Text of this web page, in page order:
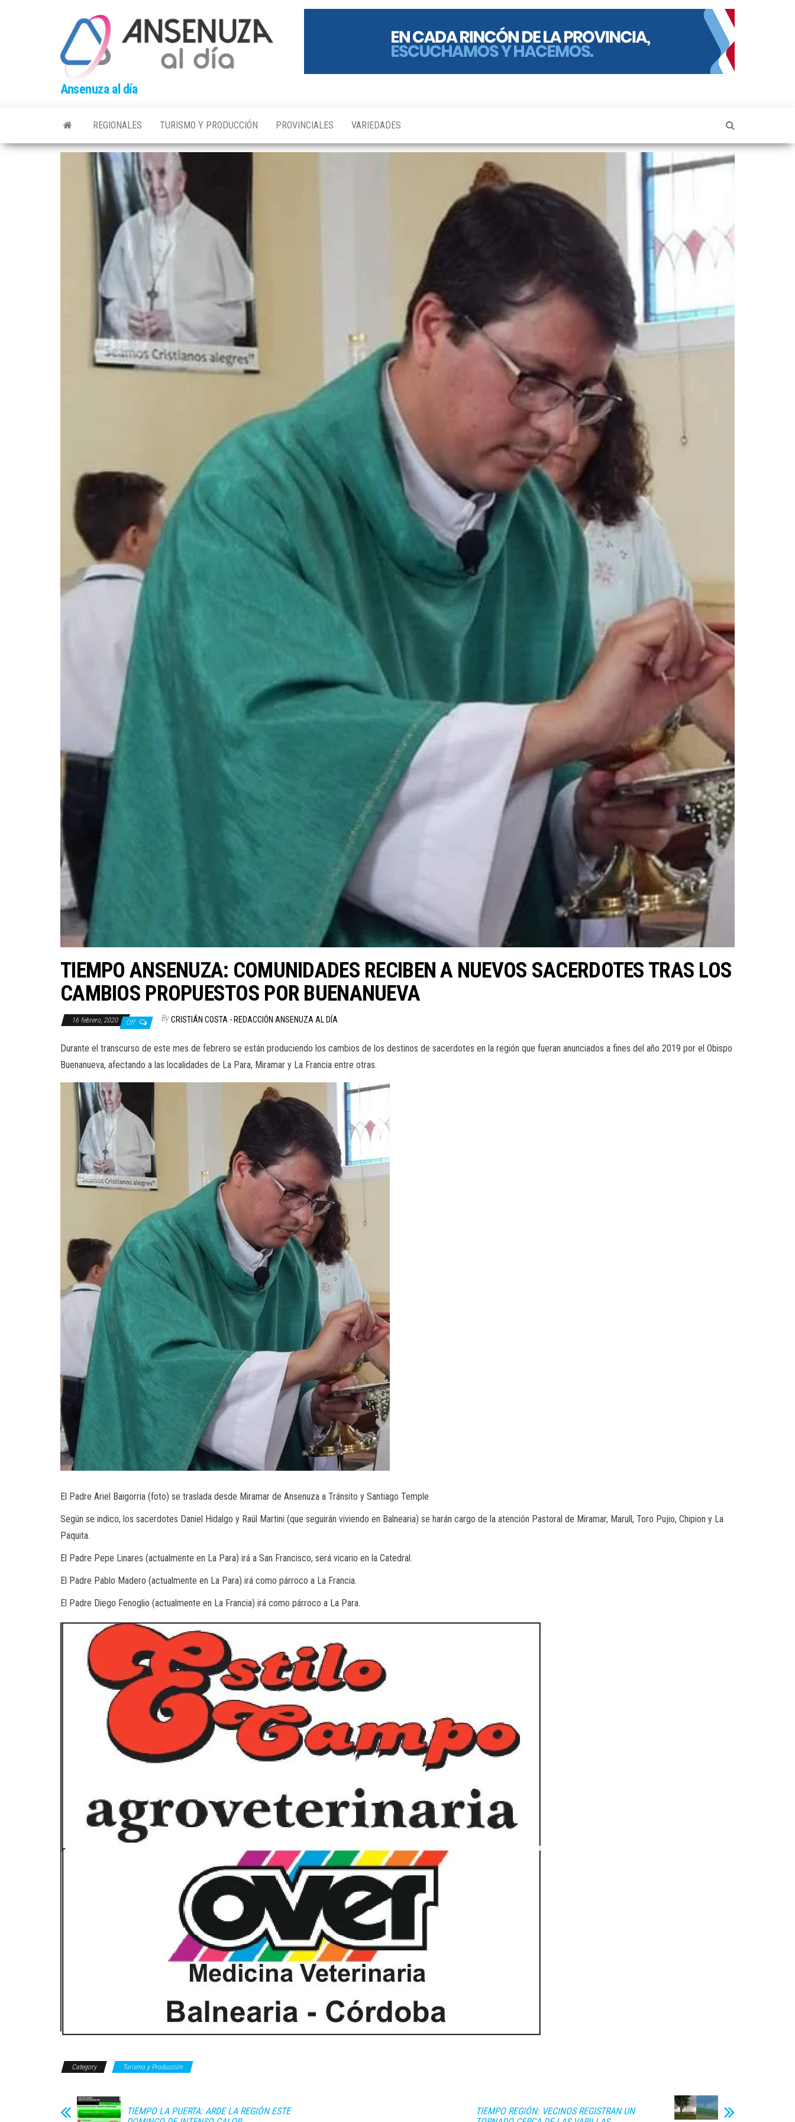
Ansenuza al día
REGIONALES TURISMO Y PRODUCCIÓN PROVINCIALES VARIEDADES
TIEMPO ANSENUZA: COMUNIDADES RECIBEN A NUEVOS SACERDOTES TRAS LOS
CAMBIOS PROPUESTOS POR BUENANUEVA
16 febrero, 2020 Off By CRISTIÁN COSTA - REDACCIÓN ANSENUZA AL DÍA
Durante el transcurso de este mes de febrero se están produciendo los cambios de los destinos de sacerdotes en la región que fueran anunciados a fines del año 2019 por el Obispo
Buenanueva, afectando a las localidades de La Para, Miramar y La Francia entre otras.
El Padre Ariel Baigorria (foto) se traslada desde Miramar de Ansenuza a Tránsito y Santiago Temple
Según se indico, los sacerdotes Daniel Hidalgo y Raúl Martini (que seguirán viviendo en Balnearia) se harán cargo de la atención Pastoral de Miramar, Marull, Toro Pujio, Chipion y La
Paquita.
El Padre Pepe Linares (actualmente en La Para) irá a San Francisco, será vicario en la Catedral.
El Padre Pablo Madero (actualmente en La Para) irá como párroco a La Francia.
El Padre Diego Fenoglio (actualmente en La Francia) irá como párroco a La Para.
Category Turismo y Producción
TIEMPO LA PUERTA: ARDE LA REGIÓN ESTE
TIEMPO REGIÓN: VECINOS REGISTRAN UN